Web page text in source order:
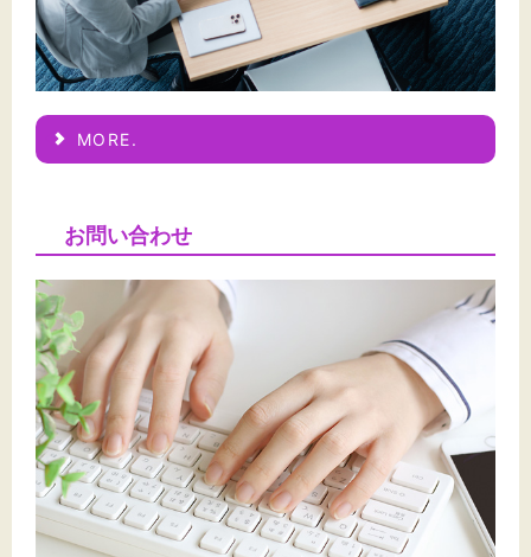
MORE.
お問い合わせ